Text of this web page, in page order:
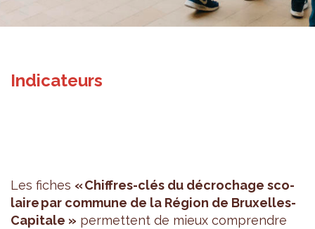
Indicateurs
Les fiches « Chiffres-clés du décro­chage sco­
laire par com­mune de la Région de Bruxelles-
Capi­tale » per­mettent de mieux com­prendre